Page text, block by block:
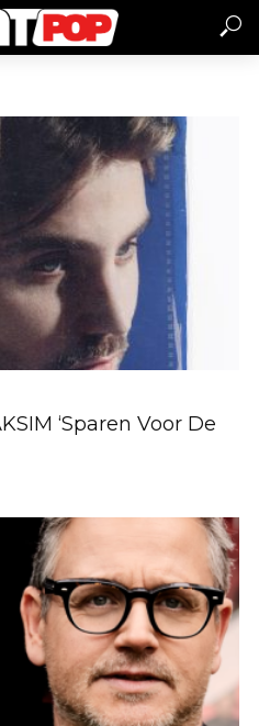
‘Sparen Voor De